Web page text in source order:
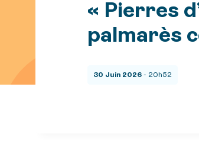
« Pierres
palmarès
30 Juin 2026 - 20h52